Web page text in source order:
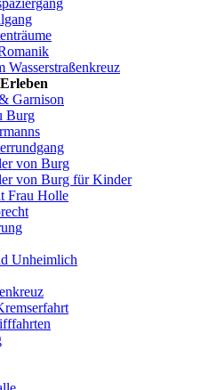
Wasserstraßenkreuz
Garnison
Burg
von Burg
von Burg für Kinder
Frau Holle
Unheimlich